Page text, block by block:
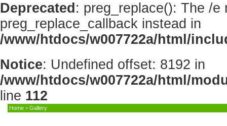
Deprecated : preg_replace(): The /
preg_replace_callback instead in
/www/htdocs/w007722a/html/
Notice: Undefined offset: 8192 in
/www/htdocs/w007722a/html/
line 112
Home > Gallery